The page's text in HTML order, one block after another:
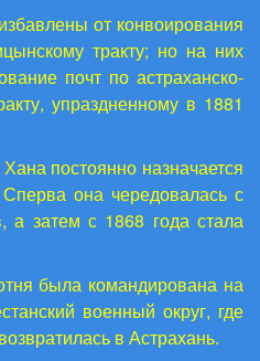
от конвоирования
тракту; но на них
почт по астраханско-
упраздненному в 1881
постоянно назначается
Сперва она чередовалась с
а затем с 1868 года стала
была командирована на
военный округ, где
в Астрахань.